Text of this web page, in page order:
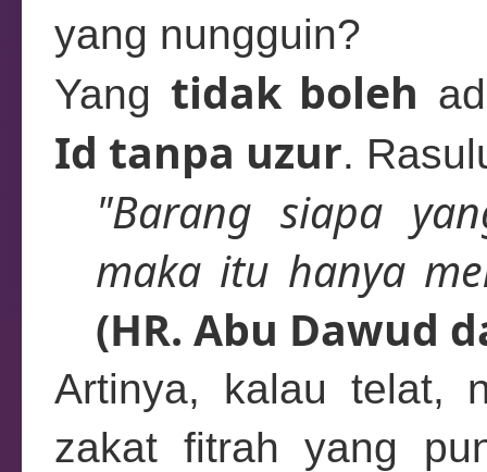
yang nungguin?
Yang tidak boleh
Id tanpa uzur.
"Barang siapa
maka itu hanya
(HR. Abu Dawud
Artinya, kalau telat,
zakat fitrah yang